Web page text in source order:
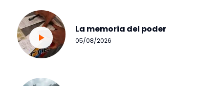
La memoria del poder
05/08/2026